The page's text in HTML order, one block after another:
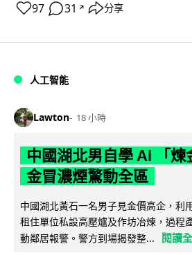
97 31 ↗ 分享
人工智能
Lawton 18 小時
中國湖北男自學 AI 「煉
金冒濃煙驚動全區
中國湖北黃石一名男子見金價高企，利
租住單位私設高壓爐及作坊冶煉，過程
動鄰居報警。警方到場揭發整...
閱讀